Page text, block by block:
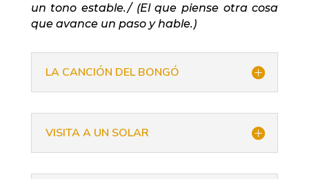
un tono estable./ (El que piense otra cosa
que avance un paso y hable.)
LA CANCIÓN DEL BONGÓ
VISITA A UN SOLAR